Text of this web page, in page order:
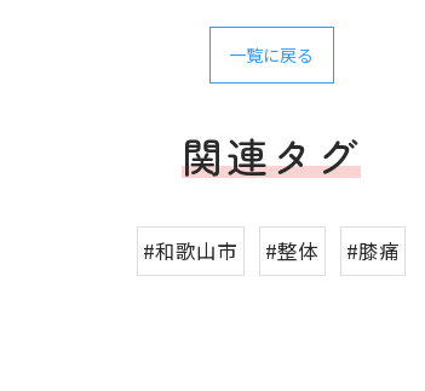
一覧に戻る
関連タグ
#和歌山市 #整体 #膝痛